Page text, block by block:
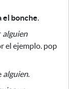
el bonche.
alguien
el ejemplo. pop
alguien.